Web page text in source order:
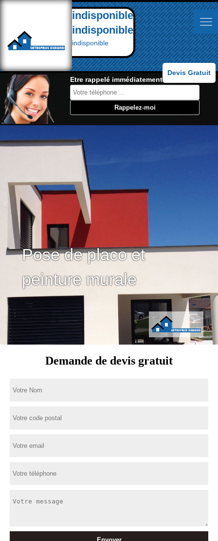
indisponible
indisponible
indisponible
Devis Gratuit
Etre rappelé immédiatement:
Pose de placo et
peinture murale
Demande de devis gratuit